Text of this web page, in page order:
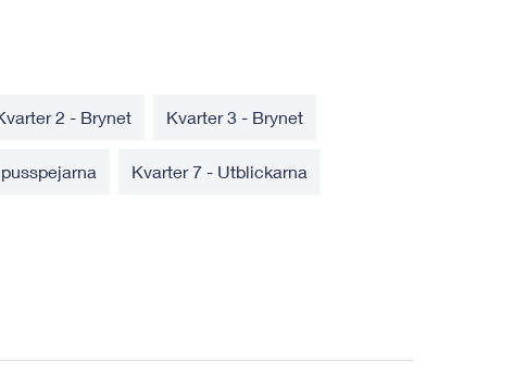
2 - Brynet Kvarter 3 - Brynet
Kvarter 7 - Utblickarna